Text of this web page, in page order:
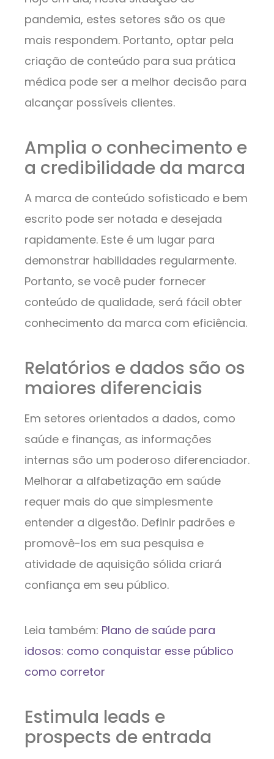
pandemia, estes setores são os que
mais respondem. Portanto, optar pela
criação de conteúdo para sua prática
médica pode ser a melhor decisão para
alcançar possíveis clientes.
Amplia o conhecimento e
a credibilidade da marca
A marca de conteúdo sofisticado e bem
escrito pode ser notada e desejada
rapidamente. Este é um lugar para
demonstrar habilidades regularmente.
Portanto, se você puder fornecer
conteúdo de qualidade, será fácil obter
conhecimento da marca com eficiência.
Relatórios e dados são os
maiores diferenciais
Em setores orientados a dados, como
saúde e finanças, as informações
internas são um poderoso diferenciador.
Melhorar a alfabetização em saúde
requer mais do que simplesmente
entender a digestão. Definir padrões e
promovê-los em sua pesquisa e
atividade de aquisição sólida criará
confiança em seu público.
Leia também: Plano de saúde para
idosos: como conquistar esse público
como corretor
Estimula leads e
prospects de entrada